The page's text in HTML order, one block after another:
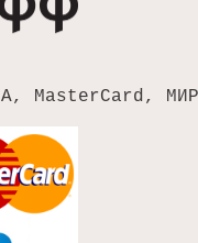
MasterCard,